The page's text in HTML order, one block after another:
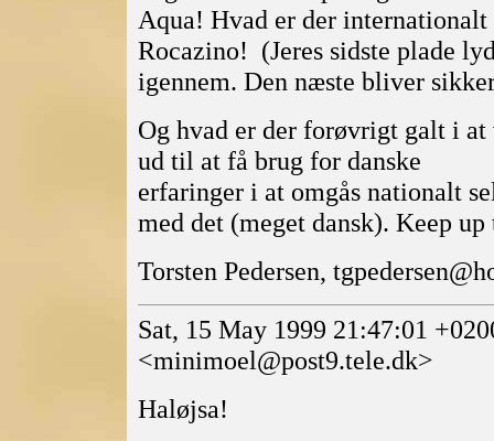
Aqua! Hvad er der
Rocazino! (Jeres sidste plade
igennem. Den næste bliver
Og hvad er der forøvrigt galt i
ud til at få brug for danske
erfaringer i at omgås nationalt
med det (meget dansk). Keep
Torsten Pedersen,
Sat, 15 May 1999 21:47:01
<minimoel@post9.tele.dk>
Haløjsa!